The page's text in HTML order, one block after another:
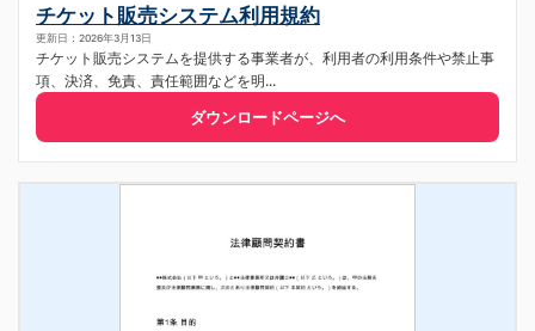
チケット販売システム利用規約
更新日：2026年3月13日
チケット販売システムを提供する事業者が、利用者の利用条件や禁止事
項、決済、免責、責任範囲などを明...
ダウンロードページへ